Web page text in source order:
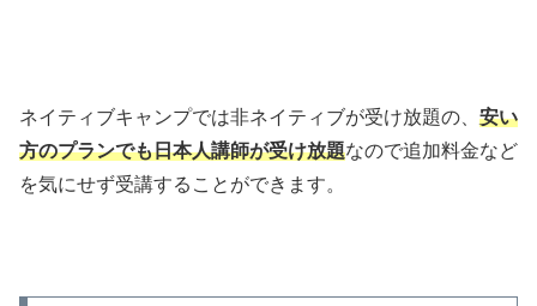
ネイティブキャンプでは非ネイティブが受け放題の、 安い
方のプランでも日本人講師が受け放題なので追加料金など
を気にせず受講することができます。